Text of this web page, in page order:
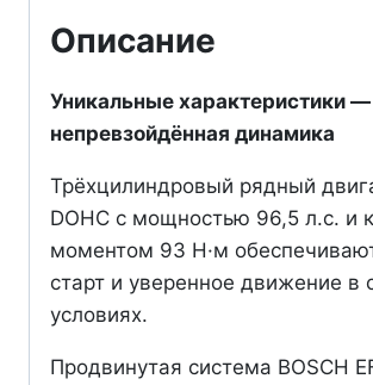
Описание
Уникальные характеристики —
непревзойдённая динамика
Трёхцилиндровый рядный
DOHC с мощностью 96,5 л.с. и
моментом 93 Н·м
старт и уверенное движение в
условиях.
Продвинутая система BOSCH